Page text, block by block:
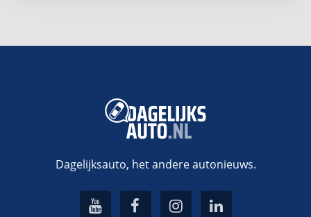
Dagelijksauto, het andere autonieuws.